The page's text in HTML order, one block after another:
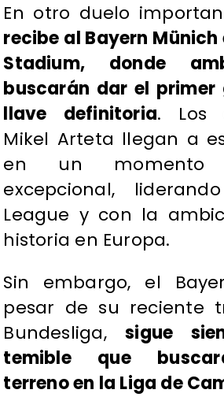
En otro duelo
recibe al Bayern Münich
Stadium, donde
buscarán dar el primer
llave definitoria. Los
Mikel Arteta llegan a
en un momento
excepcional,
League y con la
historia en Europa.
Sin embargo, el
pesar de su reciente
Bundesliga,sigue
temible que
terreno en la Liga de